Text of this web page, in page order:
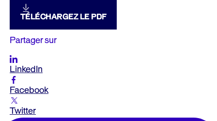
TÉLÉCHARGEZ LE PDF
Partager sur
LinkedIn
Facebook
Twitter